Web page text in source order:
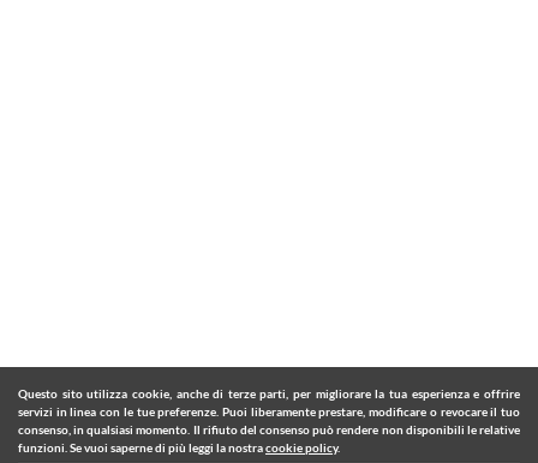
Questo sito utilizza cookie, anche di terze parti, per migliorare la tua esperienza e offrire
servizi in linea con le tue preferenze. Puoi liberamente prestare, modificare o revocare il tuo
consenso, in qualsiasi momento. Il rifiuto del consenso può rendere non disponibili le relative
funzioni. Se vuoi saperne di più leggi la nostracookie policy.